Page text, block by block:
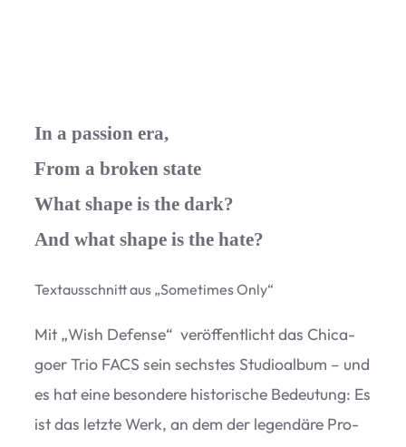
In a passion era,
From a broken state
What shape is the dark?
And what shape is the hate?
Text­aus­schnitt aus „Some­ti­mes Only“
Mit „Wish Defense“ ver­öf­fent­licht das Chi­ca­
goer Trio FACS sein sechs­tes Stu­dio­al­bum – und
es hat eine beson­dere his­to­ri­sche Bedeu­tung: Es
ist das letzte Werk, an dem der legen­däre Pro­